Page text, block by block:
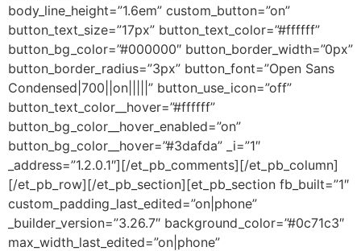
body_line_height=”1.6em” custom_button=”on”
button_text_size=”17px” button_text_color=”#ffffff”
button_bg_color=”#000000″ button_border_width=”0px”
button_border_radius=”3px” button_font=”Open Sans
Condensed|700||on|||||” button_use_icon=”off”
button_text_color__hover=”#ffffff”
button_bg_color__hover_enabled=”on”
button_bg_color__hover=”#3dafda” _i=”1″
_address=”1.2.0.1″][/et_pb_comments][/et_pb_column]
[/et_pb_row][/et_pb_section][et_pb_section fb_built=”1″
custom_padding_last_edited=”on|phone”
_builder_version=”3.26.7″ background_color=”#0c71c3″
max_width_last_edited=”on|phone”